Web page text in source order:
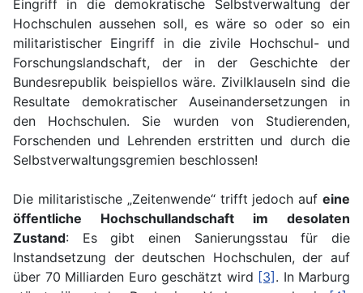
Eingriff in die demokratische Selbstverwaltung der
Hochschulen aussehen soll, es wäre so oder so ein
militaristischer Eingriff in die zivile Hochschul- und
Forschungslandschaft, der in der Geschichte der
Bundesrepublik beispiellos wäre. Zivilklauseln sind die
Resultate demokratischer Auseinandersetzungen in
den Hochschulen. Sie wurden von Studierenden,
Forschenden und Lehrenden erstritten und durch die
Selbstverwaltungsgremien beschlossen!
Die militaristische „Zeitenwende“ trifft jedoch auf eine
öffentliche Hochschullandschaft im desolaten
Zustand: Es gibt einen Sanierungsstau für die
Instandsetzung der deutschen Hochschulen, der auf
über 70 Milliarden Euro geschätzt wird [3]. In Marburg